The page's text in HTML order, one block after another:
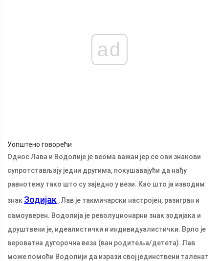
ad
Уопштено говорећи
Однос Лава и Водолије је веома важан јер се ови знакови
супротстављају једни другима, покушавајући да нађу
равнотежу тако што су заједно у вези. Као што ја изводим
знак Зодијак , Лав је такмичарски настројен, разигран и
самоуверен. Водолија је револуционарни знак зодијака и
друштвени је, идеалистички и индивидуалистички. Врло је
вероватна дугорочна веза (ван родитеља/детета). Лав
може помоћи Водолији да изрази свој јединствени таленат